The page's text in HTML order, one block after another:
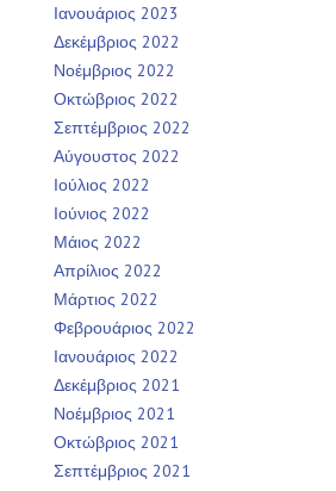
Ιανουάριος 2023
Δεκέμβριος 2022
Νοέμβριος 2022
Οκτώβριος 2022
Σεπτέμβριος 2022
Αύγουστος 2022
Ιούλιος 2022
Ιούνιος 2022
Μάιος 2022
Απρίλιος 2022
Μάρτιος 2022
Φεβρουάριος 2022
Ιανουάριος 2022
Δεκέμβριος 2021
Νοέμβριος 2021
Οκτώβριος 2021
Σεπτέμβριος 2021